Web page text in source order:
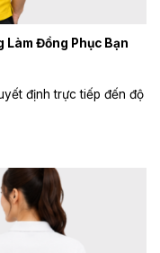
Làm Đồng Phục Bạn
định trực tiếp đến độ